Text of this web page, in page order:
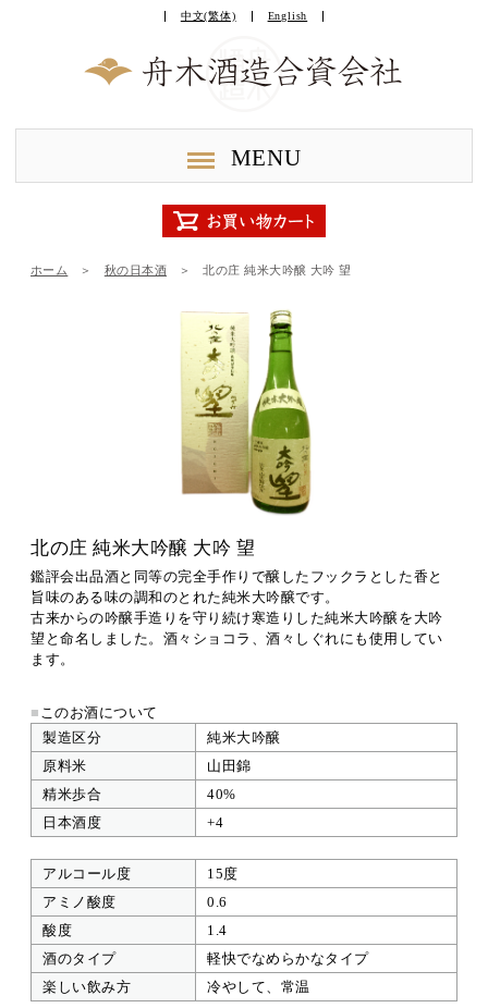
中文(繁体) English
MENU
ホーム ＞ 秋の日本酒 ＞ 北の庄 純米大吟醸 大吟 望
北の庄 純米大吟醸 大吟 望
鑑評会出品酒と同等の完全手作りで醸したフックラとした香と
旨味のある味の調和のとれた純米大吟醸です。
古来からの吟醸手造りを守り続け寒造りした純米大吟醸を大吟
望と命名しました。酒々ショコラ、酒々しぐれにも使用してい
ます。
■ このお酒について
製造区分
純米大吟醸
原料米
山田錦
精米歩合
40%
日本酒度
+4
アルコール度
15度
アミノ酸度
0.6
酸度
1.4
酒のタイプ
軽快でなめらかなタイプ
楽しい飲み方
冷やして、常温